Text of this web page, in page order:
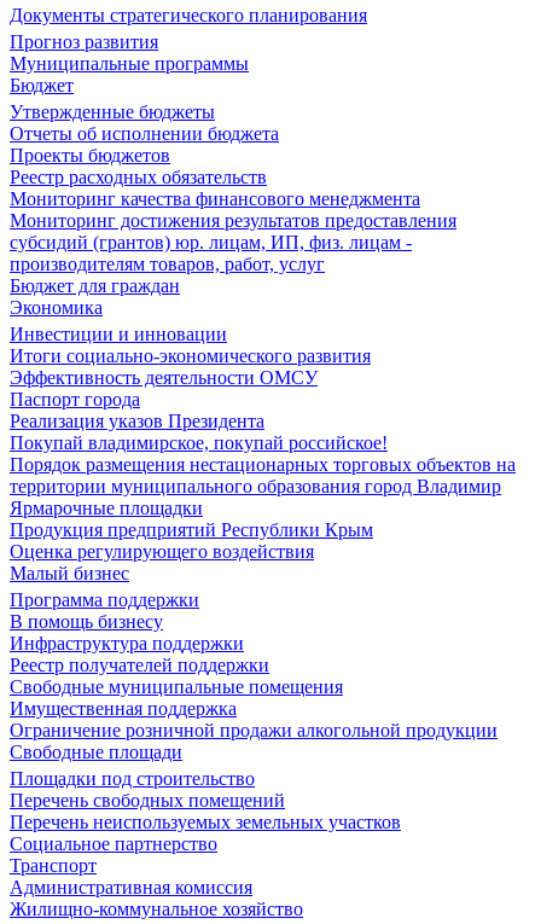
Документы стратегического планирования
Прогноз развития
Муниципальные программы
Бюджет
Утвержденные бюджеты
Отчеты об исполнении бюджета
Проекты бюджетов
Реестр расходных обязательств
Мониторинг качества финансового менеджмента
Мониторинг достижения результатов предоставления
субсидий (грантов) юр. лицам, ИП, физ. лицам -
производителям товаров, работ, услуг
Бюджет для граждан
Экономика
Инвестиции и инновации
Итоги социально-экономического развития
Эффективность деятельности ОМСУ
Паспорт города
Реализация указов Президента
Покупай владимирское, покупай российское!
Порядок размещения нестационарных торговых объектов на
территории муниципального образования город Владимир
Ярмарочные площадки
Продукция предприятий Республики Крым
Оценка регулирующего воздействия
Малый бизнес
Программа поддержки
В помощь бизнесу
Инфраструктура поддержки
Реестр получателей поддержки
Свободные муниципальные помещения
Имущественная поддержка
Ограничение розничной продажи алкогольной продукции
Свободные площади
Площадки под строительство
Перечень свободных помещений
Перечень неиспользуемых земельных участков
Социальное партнерство
Транспорт
Административная комиссия
Жилищно-коммунальное хозяйство